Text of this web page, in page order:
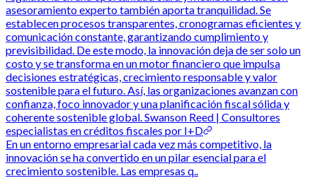
asesoramiento experto también aporta tranquilidad. Se
establecen procesos transparentes, cronogramas eficientes y
comunicación constante, garantizando cumplimiento y
previsibilidad. De este modo, la innovación deja de ser solo un
costo y se transforma en un motor financiero que impulsa
decisiones estratégicas, crecimiento responsable y valor
sostenible para el futuro. Así, las organizaciones avanzan con
confianza, foco innovador y una planificación fiscal sólida y
coherente sostenible global. Swanson Reed | Consultores
especialistas en créditos fiscales por I+D
En un entorno empresarial cada vez más competitivo, la
innovación se ha convertido en un pilar esencial para el
crecimiento sostenible. Las empresas q..